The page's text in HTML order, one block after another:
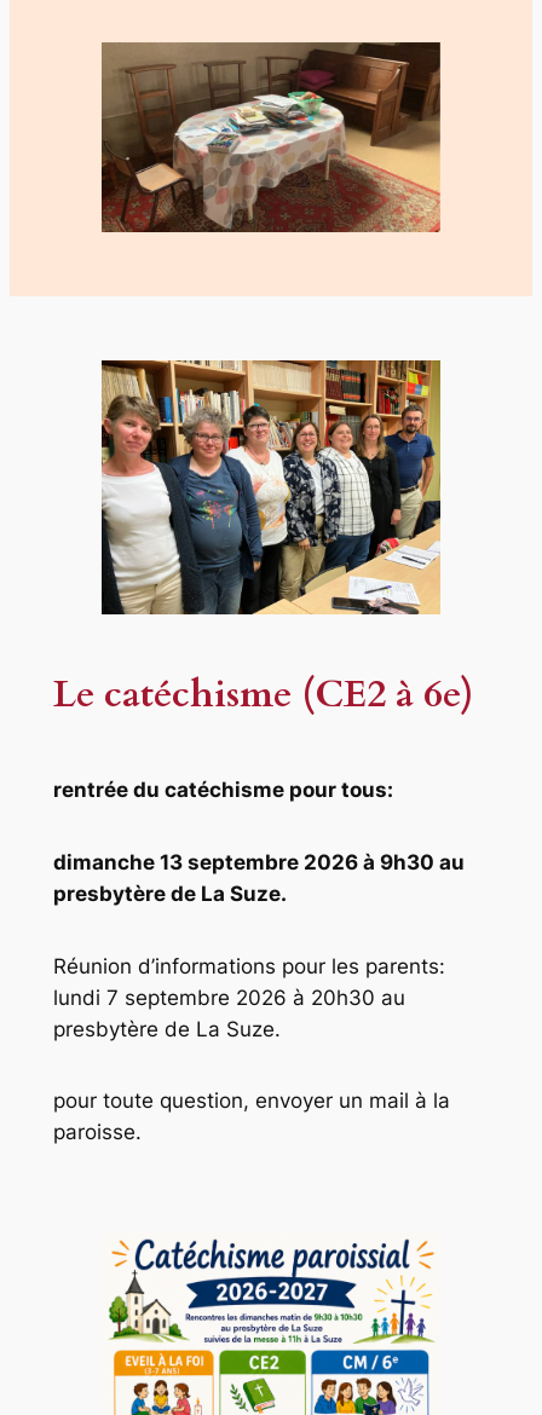
Le catéchisme (CE2 à 6e)
rentrée du catéchisme pour tous:
dimanche 13 septembre 2026 à 9h30 au
presbytère de La Suze.
Réunion d’informations pour les parents:
lundi 7 septembre 2026 à 20h30 au
presbytère de La Suze.
pour toute question, envoyer un mail à la
paroisse.